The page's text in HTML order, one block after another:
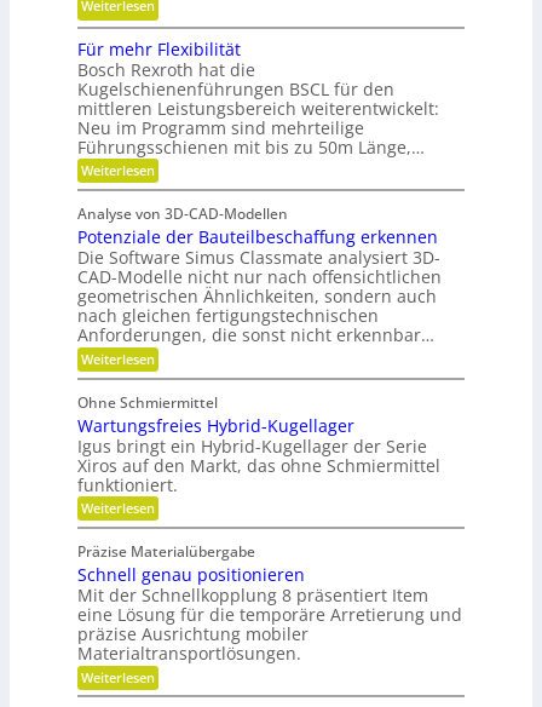
s
r
e
i
h
e
i
s
g
r
a
d
e
n
m
k
u
n
d
P
l
a
t
z
t
r
i
e
b
u
n
d
y
d
r
a
u
l
i
k
i
m
V
e
r
g
l
e
i
c
h
e
r
m
a
t
u
r
e
n
t
e
c
h
n
i
k
Weiterlesen:
K
u
n
s
s
t
o
f
f
a
b
f
ä
l
l
e
v
e
r
m
e
i
d
e
n
Für mehr Flexibilität
Bosch Rexroth hat die
Kugelschienenführungen BSCL für den
mittleren Leistungsbereich weiterentwickelt:
Neu im Programm sind mehrteilige
Führungsschienen mit bis zu 50m Länge,…
Weiterlesen:
F
r
m
e
h
r
F
l
e
x
i
i
l
i
t
ä
t
Analyse von 3D-CAD-Modellen
Potenziale der Bauteilbeschaffung erkennen
Die Software Simus Classmate analysiert 3D-
CAD-Modelle nicht nur nach offensichtlichen
geometrischen Ähnlichkeiten, sondern auch
nach gleichen fertigungstechnischen
Anforderungen, die sonst nicht erkennbar…
Weiterlesen:
P
t
e
n
z
i
a
l
e
e
r
B
a
u
t
e
i
l
Ohne Schmiermittel
Wartungsfreies Hybrid-Kugellager
Igus bringt ein Hybrid-Kugellager der Serie
Xiros auf den Markt, das ohne Schmiermittel
funktioniert.
Weiterlesen:
W
r
t
u
n
g
s
f
r
e
Präzise Materialübergabe
Schnell genau positionieren
Mit der Schnellkopplung 8 präsentiert Item
eine Lösung für die temporäre Arretierung und
präzise Ausrichtung mobiler
Materialtransportlösungen.
Weiterlesen:
S